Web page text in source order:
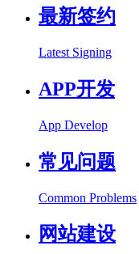
最新签约
Latest Signing
APP开发
App Develop
常见问题
Common Problems
网站建设